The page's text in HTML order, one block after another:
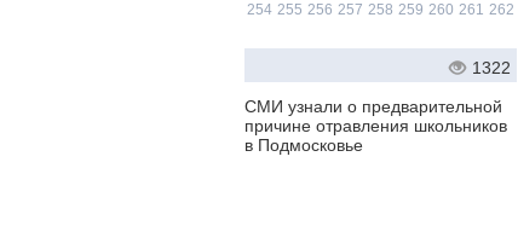
254 255 256 257 258 259 260 261 262
1322
СМИ узнали о предварительной
причине отравления школьников
в Подмосковье